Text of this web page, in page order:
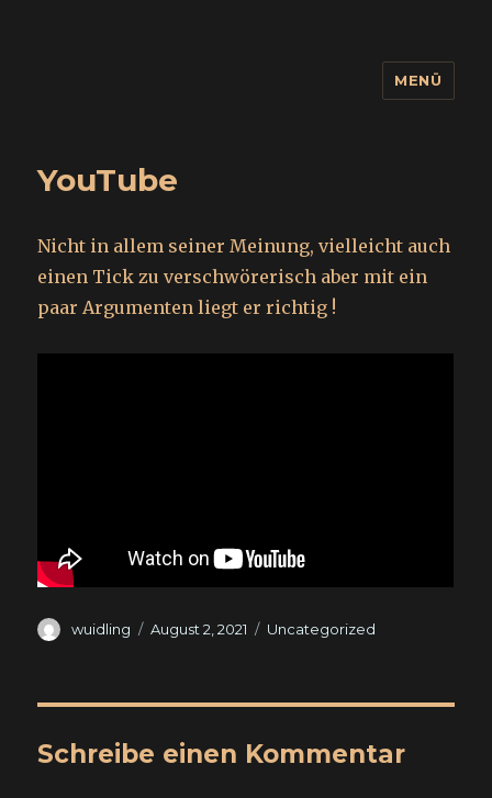
MENÜ
YouTube
Nicht in allem seiner Meinung, vielleicht auch
einen Tick zu verschwörerisch aber mit ein
paar Argumenten liegt er richtig !
Autor
wuidling
Veröffentlicht
August 2, 2021 Kategorien
Uncategorized
Schreibe einen Kommentar